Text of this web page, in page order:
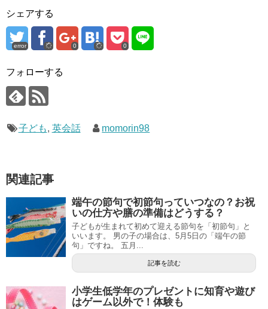
シェアする
error 0 0
フォローする
子ども, 英会話 momorin98
関連記事
端午の節句で初節句っていつなの？お祝
いの仕方や膳の準備はどうする？
子どもが生まれて初めて迎える節句を「初節句」と
いいます。 男の子の場合は、5月5日の「端午の節
句」ですね。 五月...
記事を読む
小学生低学年のプレゼントに知育や遊び
はゲーム以外で！体験も